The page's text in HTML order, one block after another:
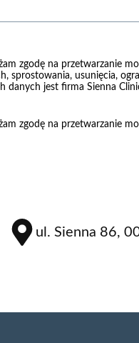
zgodę na przetwarzanie
sprostowania, usunięcia,
danych jest firma Sienna
zgodę na przetwarzanie
ul. Sienna 86,